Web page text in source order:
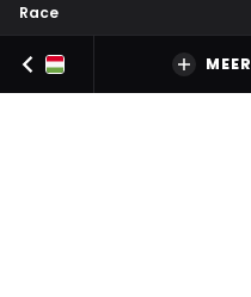
Race